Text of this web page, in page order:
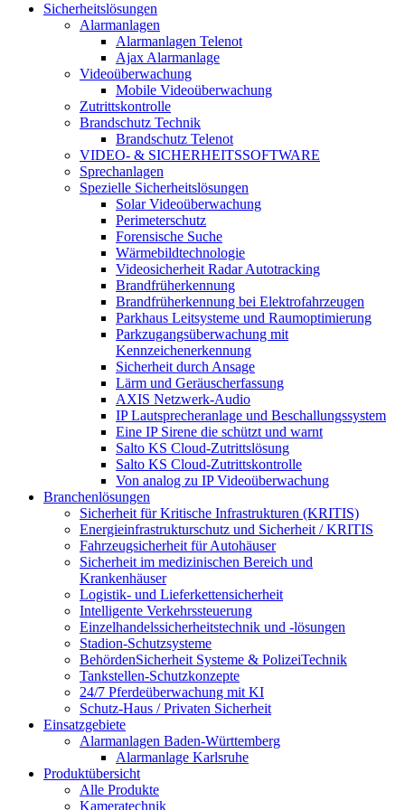
Sicherheitslösungen
Alarmanlagen
Alarmanlagen Telenot
Ajax Alarmanlage
Videoüberwachung
Mobile Videoüberwachung
Zutrittskontrolle
Brandschutz Technik
Brandschutz Telenot
VIDEO- & SICHERHEITSSOFTWARE
Sprechanlagen
Spezielle Sicherheitslösungen
Solar Videoüberwachung
Perimeterschutz
Forensische Suche
Wärmebildtechnologie
Videosicherheit Radar Autotracking​
Brandfrüherkennung
Brandfrüherkennung bei Elektrofahrzeugen
Parkhaus Leitsysteme und Raumoptimierung
Parkzugangsüberwachung mit
Kennzeichenerkennung
Sicherheit durch Ansage
Lärm und Geräuscherfassung
AXIS Netzwerk-Audio
IP Lautsprecheranlage und Beschallungssystem
Eine IP Sirene die schützt und warnt
Salto KS Cloud-Zutrittslösung
Salto KS Cloud-Zutrittskontrolle
Von analog zu IP Videoüberwachung
Branchenlösungen
Sicherheit für Kritische Infrastrukturen (KRITIS)
Energieinfrastrukturschutz und Sicherheit / KRITIS
Fahrzeugsicherheit für Autohäuser
Sicherheit im medizinischen Bereich und
Krankenhäuser
Logistik- und Lieferkettensicherheit
Intelligente Verkehrssteuerung
Einzelhandelssicherheitstechnik und -lösungen
Stadion-Schutzsysteme
BehördenSicherheit Systeme & PolizeiTechnik
Tankstellen-Schutzkonzepte​
24/7 Pferdeüberwachung mit KI
Schutz-Haus / Privaten Sicherheit
Einsatzgebiete
Alarmanlagen Baden-Württemberg
Alarmanlage Karlsruhe
Produktübersicht
Alle Produkte
Kameratechnik